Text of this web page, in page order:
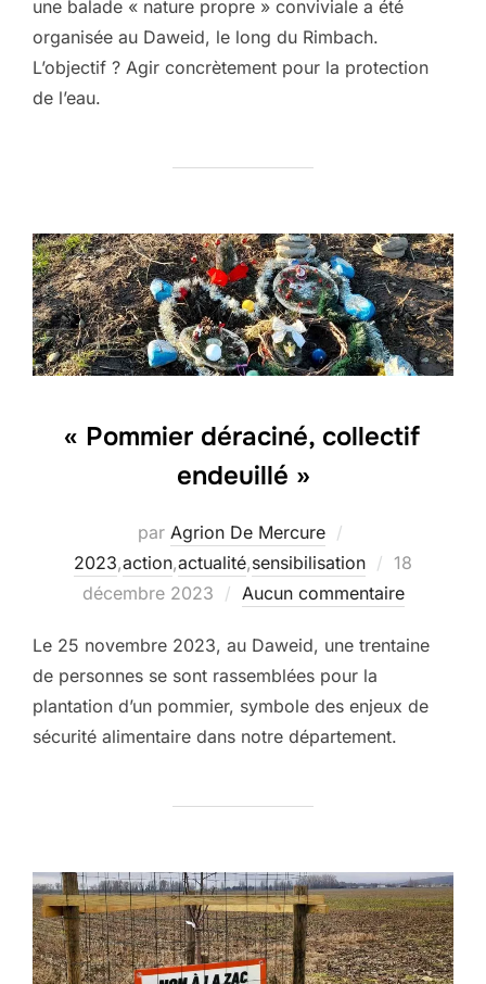
une balade « nature propre » conviviale a été
organisée au Daweid, le long du Rimbach.
L’objectif ? Agir concrètement pour la protection
de l’eau.
« Pommier déraciné, collectif
endeuillé »
par Agrion De Mercure
2023,action,actualité,sensibilisation
Publié
le
18
décembre 2023
Aucun commentaire
Le 25 novembre 2023, au Daweid, une trentaine
de personnes se sont rassemblées pour la
plantation d’un pommier, symbole des enjeux de
sécurité alimentaire dans notre département.